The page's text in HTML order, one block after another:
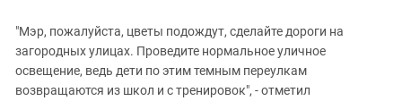
"Мэр, пожалуйста, цветы подождут, сделайте дороги на
загородных улицах. Проведите нормальное уличное
освещение, ведь дети по этим темным переулкам
возвращаются из школ и с тренировок", - отметил